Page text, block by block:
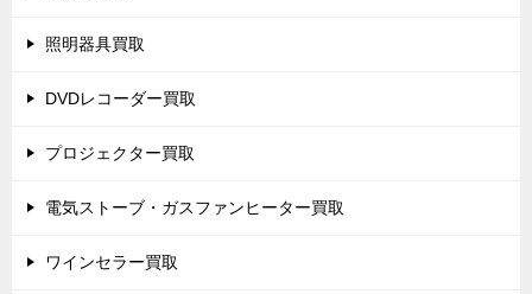
照明器具買取
DVDレコーダー買取
プロジェクター買取
電気ストーブ・ガスファンヒーター買取
ワインセラー買取